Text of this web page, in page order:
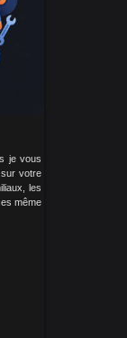
je vous
votre
les
même